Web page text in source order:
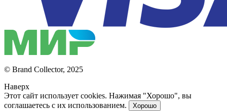
© Brand Collector, 2025
Наверх
Этот сайт использует cookies. Нажимая "Хорошо", вы
соглашаетесь с их использованием.
Хорошо